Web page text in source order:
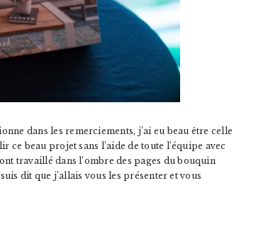
dans les remerciements, j’ai eu beau être celle
ce beau projet sans l’aide de toute l’équipe avec
travaillé dans l’ombre des pages du bouquin
dit que j’allais vous les présenter et vous